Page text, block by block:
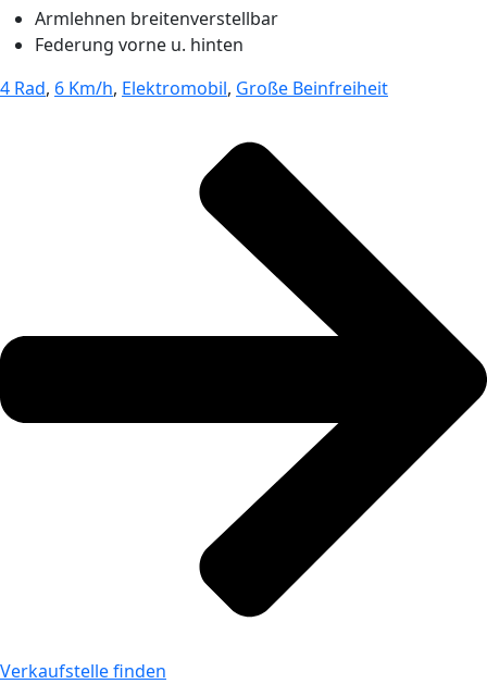
Armlehnen breitenverstellbar
Federung vorne u. hinten
4 Rad, 6 Km/h, Elektromobil, Große Beinfreiheit
Verkaufstelle finden